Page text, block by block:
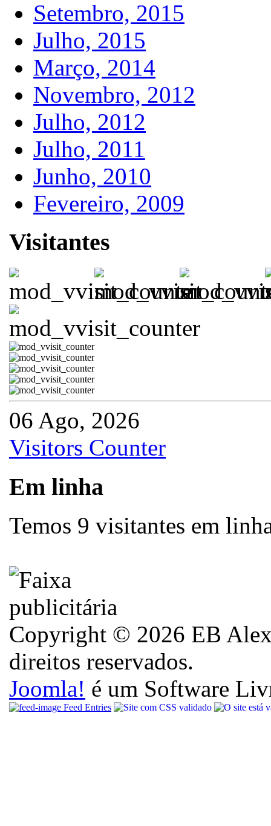
Setembro, 2015
Julho, 2015
Março, 2014
Novembro, 2012
Julho, 2012
Julho, 2011
Junho, 2010
Fevereiro, 2009
Visitantes
06 Ago, 2026
Visitors Counter
Em linha
Temos 9 visitantes em
Copyright © 2026 EB
direitos reservados.
Joomla! é um Software
Feed Entries